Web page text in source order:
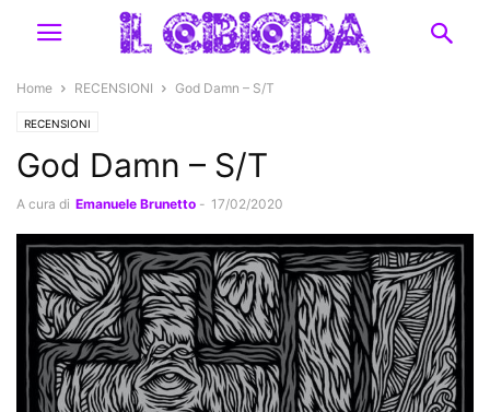
Home RECENSIONI God Damn – S/T
RECENSIONI
God Damn – S/T
A cura di Emanuele Brunetto - 17/02/2020